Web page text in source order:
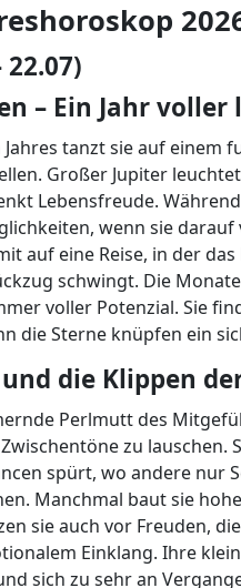
22.07)
– Ein Jahr voller
tanzt sie auf einem
Großer Jupiter
Lebensfreude.
wenn sie
auf eine Reise, in der
schwingt. Die
voller Potenzial. Sie
die Sterne knüpfen ein
die Klippen
Perlmutt des
zu lauschen.
spürt, wo andere nur
Manchmal baut sie
sie auch vor Freuden,
Einklang. Ihre
sich zu sehr an